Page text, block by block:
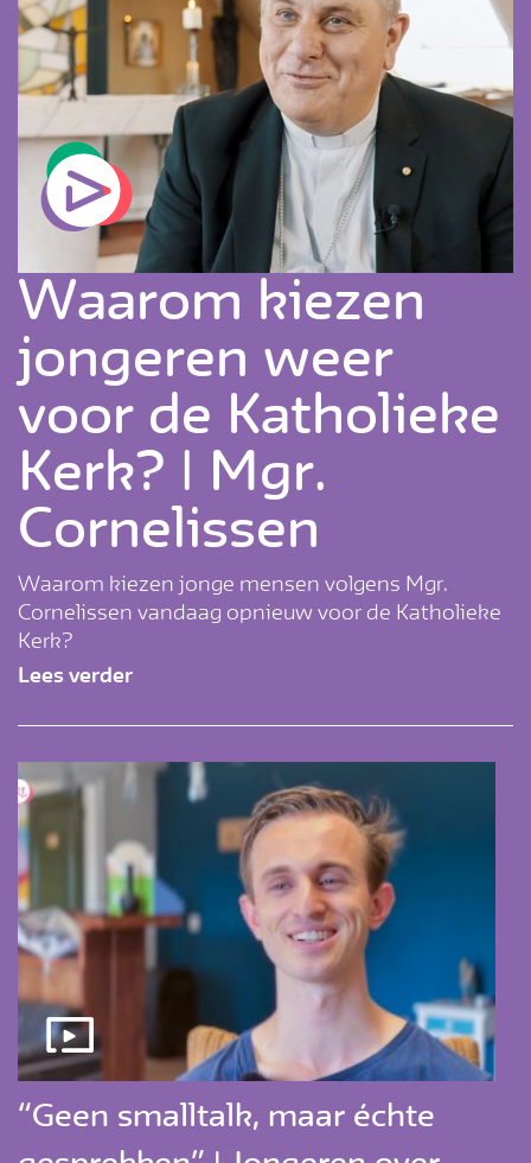
Waarom kiezen
jongeren weer
voor de Katholieke
Kerk? | Mgr.
Cornelissen
Waarom kiezen jonge mensen volgens Mgr.
Cornelissen vandaag opnieuw voor de Katholieke
Kerk?
Lees verder
“Geen smalltalk, maar échte